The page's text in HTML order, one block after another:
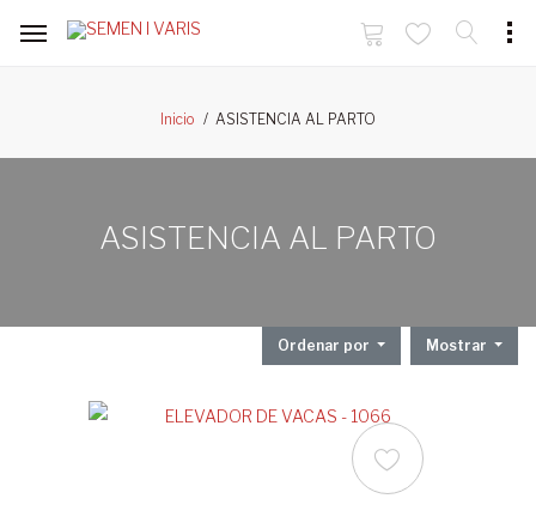
Inicio ASISTENCIA AL PARTO
ASISTENCIA AL PARTO
Ordenar por Mostrar